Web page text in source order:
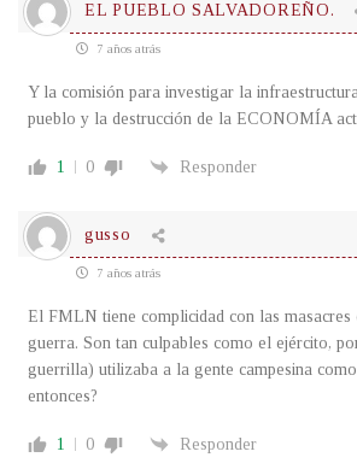
EL PUEBLO SALVADOREÑO.
7 años atrás
Y la comisión para investigar la
pueblo y la destrucción de la ECONOMÍA
1 0 Responder
gusso
7 años atrás
El FMLN tiene complicidad con las masacres
guerra. Son tan culpables como el ejército,
guerrilla) utilizaba a la gente campesina
entonces?
1 0 Responder